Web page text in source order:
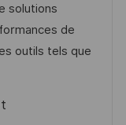
solutions
de
outils tels que